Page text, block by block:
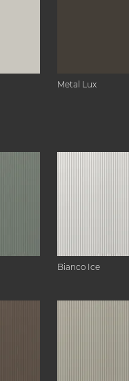
Metal Lux
Bianco Ice